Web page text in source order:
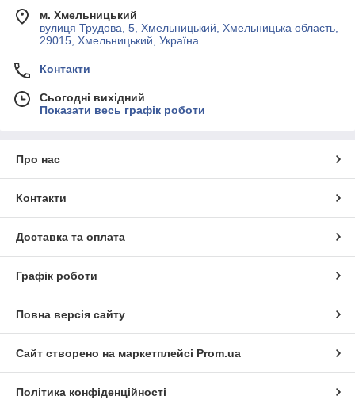
м. Хмельницький
вулиця Трудова, 5, Хмельницький, Хмельницька область,
29015, Хмельницький, Україна
Контакти
Сьогодні вихідний
Показати весь графік роботи
Про нас
Контакти
Доставка та оплата
Графік роботи
Повна версія сайту
Сайт створено на маркетплейсі Prom.ua
Політика конфіденційності